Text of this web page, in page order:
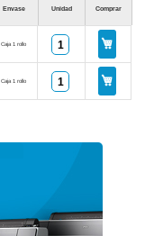
Envase Unidad Comprar
Caja 1 rollo
Caja 1 rollo